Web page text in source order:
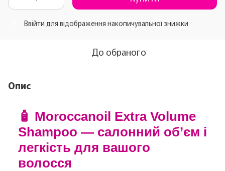
Ввійти для відображення накопичувальної знижки
До обраного
Опис
🧴 Moroccanoil Extra Volume
Shampoo — салонний об’єм і
легкість для вашого
волосся